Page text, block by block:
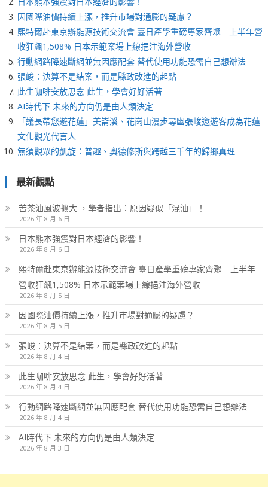
因國際油價持續上漲，推升市場對通膨的疑慮？
熙特爾赴東京辦能源技術交流會 臺日產學重磅專家齊聚 上半年營
收狂飆1,508% 日本示範案場上線挹注海外營收
行動網路降速斷網並無因應配套 替代使用功能恐需自己想辦法
張峻：決算不是結案，而是縣政改進的起點
此生咖啡安放思念 此生，學會好好活著
AI時代下 未來的方向仍是由人類決定
「議長帶您遊花蓮」美崙溪、花崗山漫步尋幽張峻邀遊客成為花蓮
文化觀光代言人
無須觀眾的凱旋：普趣、奧德修斯與跨越三千年的歸鄉真理
最新觀點
苦茶油風波擴大 ，學者指出：原因疑似「混油」！
2026 年 8 月 6 日
日本熊本強震對日本經濟的影響！
2026 年 8 月 6 日
熙特爾赴東京辦能源技術交流會 臺日產學重磅專家齊聚 上半年
營收狂飆1,508% 日本示範案場上線挹注海外營收
2026 年 8 月 5 日
因國際油價持續上漲，推升市場對通膨的疑慮？
2026 年 8 月 5 日
張峻：決算不是結案，而是縣政改進的起點
2026 年 8 月 4 日
此生咖啡安放思念 此生，學會好好活著
2026 年 8 月 4 日
行動網路降速斷網並無因應配套 替代使用功能恐需自己想辦法
2026 年 8 月 4 日
AI時代下 未來的方向仍是由人類決定
2026 年 8 月 3 日